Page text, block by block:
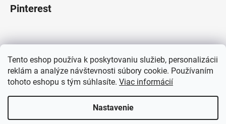
Tento eshop používa k poskytovaniu služieb, personalizácii
reklám a analýze návštevnosti súbory cookie. Používaním
tohoto eshopu s tým súhlasíte. Viac informácií
Nastavenie
Pinterest
Instagram